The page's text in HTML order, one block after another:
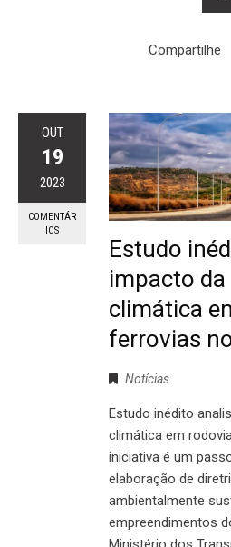
Compartilhe
OUT
19
2023
COMENTÁR
IOS
Estudo
impacto
climática
ferrovias
Notícias
Estudo inédito
climática em
iniciativa é um
elaboração de
ambientalmente
empreendimentos